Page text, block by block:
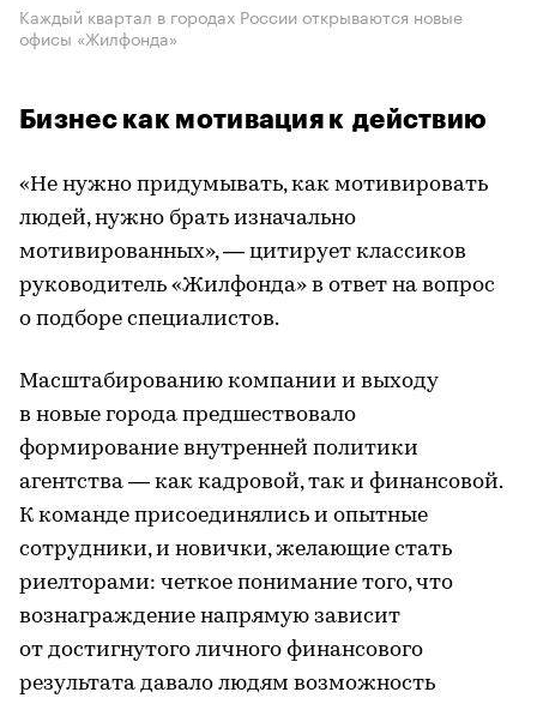
Каждый квартал в городах России открываются новые
офисы «Жилфонда»
Бизнес как мотивация к действию
«Не нужно придумывать, как мотивировать
людей, нужно брать изначально
мотивированных», — цитирует классиков
руководитель «Жилфонда» в ответ на вопрос
о подборе специалистов.
Масштабированию компании и выходу
в новые города предшествовало
формирование внутренней политики
агентства — как кадровой, так и финансовой.
К команде присоединялись и опытные
сотрудники, и новички, желающие стать
риелторами: четкое понимание того, что
вознаграждение напрямую зависит
от достигнутого личного финансового
результата давало людям возможность